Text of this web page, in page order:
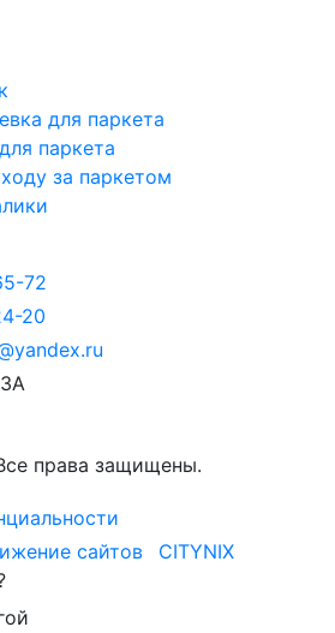
для паркета
паркета
за паркетом
72
20
права защищены.
сайтов
CITYNIX